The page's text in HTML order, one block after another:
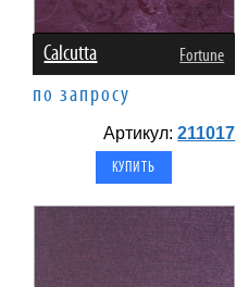
Calcutta Fortune
по запросу
Артикул:211017